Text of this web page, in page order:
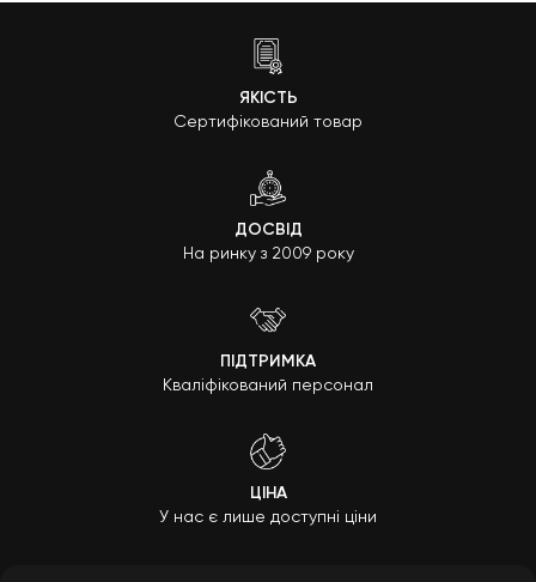
ЯКІСТЬ
Сертифікований товар
ДОСВІД
На ринку з 2009 року
ПІДТРИМКА
Кваліфікований персонал
ЦІНА
У нас є лише доступні ціни